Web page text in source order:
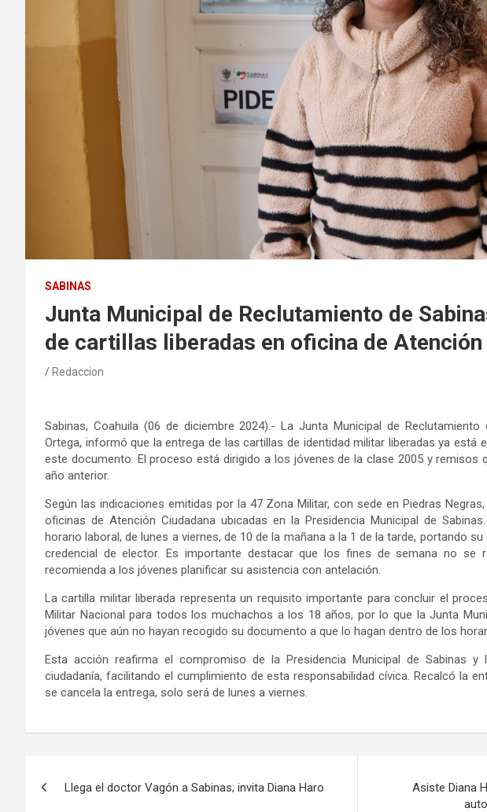
SABINAS
Junta Municipal de Reclutamiento de
de cartillas liberadas en oficina de Atención
Redaccion
Sabinas, Coahuila (06 de diciembre 2024).- La Junta Municipal de Reclutamiento
Ortega, informó que la entrega de las cartillas de identidad militar liberadas ya está
este documento. El proceso está dirigido a los jóvenes de la clase 2005 y remisos
año anterior.
Según las indicaciones emitidas por la 47 Zona Militar, con sede en Piedras
oficinas de Atención Ciudadana ubicadas en la Presidencia Municipal de
horario laboral, de lunes a viernes, de 10 de la mañana a la 1 de la tarde, portando
credencial de elector. Es importante destacar que los fines de semana no se
recomienda a los jóvenes planificar su asistencia con antelación.
La cartilla militar liberada representa un requisito importante para concluir el
Militar Nacional para todos los muchachos a los 18 años, por lo que la Junta
jóvenes que aún no hayan recogido su documento a que lo hagan dentro de los
Esta acción reafirma el compromiso de la Presidencia Municipal de Sabinas
ciudadanía, facilitando el cumplimiento de esta responsabilidad cívica. Recalcó la
se cancela la entrega, solo será de lunes a viernes.
Llega el doctor Vagón a Sabinas; invita Diana Haro
Asiste Diana